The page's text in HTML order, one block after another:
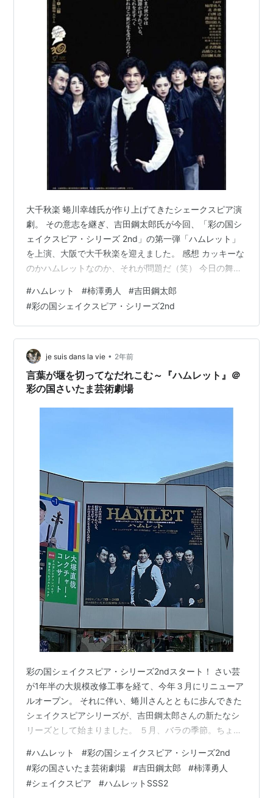
大千秋楽 蜷川幸雄氏が作り上げてきたシェークスピア演
劇。 その意志を継ぎ、吉田鋼太郎氏が今回、「彩の国シ
ェイクスピア・シリーズ 2nd」の第一弾「ハムレット」
を上演、大阪で大千秋楽を迎えました。 感想 カッキーな
のかハムレットなのか、それが問題だ（笑） 今日の舞
に、自らも毒入りの酒を飲み干そうとする親友ホレーシ
オ。 それを全力で止めるハムレット。 そのシーン。 舞
台上の俳優カッキーはハムレットを演じているのではな
く、ハムレットそのもの。 カッキーがハムレットと一体
になったかのようだったー。 観ている私は堪えきれ
ず・・・ でもそのこみ上げる気持…
#ハムレット #柿澤勇人 #吉田鋼太郎
#彩の国シェイクスピア・シリーズ2nd
je suis dans la vie • 2年前
言葉が堰を切ってなだれこむ～『ハムレット』＠
彩の国さいたま芸術劇場
彩の国シェイクスピア・シリーズ2ndスタート！ さい芸
が1年半の大規模改修工事を経て、今年３月にリニューア
ルオープン。 それに伴い、蜷川さんとともに歩んできた
シェイクスピアシリーズが、吉田鋼太郎さんの新たなシ
リーズとして始まりました。 ５月、バラの季節。ちょう
出を祝福しているかのよう。 新しいさい芸はぱっと見は
変わってないようにも見えましたが、古いところも生か
しつつ、張り替えたところもあったり。何よりトイレが
#ハムレット #彩の国シェイクスピア・シリーズ2nd
#彩の国さいたま芸術劇場 #吉田鋼太郎 #柿澤勇人
#シェイクスピア #ハムレットSSS2